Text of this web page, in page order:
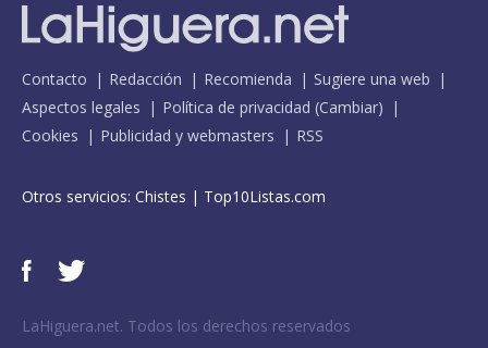
Contacto Redacción Recomienda
Sugiere una web
Aspectos legales
Política de privacidad (Cambiar)
Cookies
Publicidad y webmasters RSS
Otros servicios: Chistes | Top10Listas.com
LaHiguera.net. Todos los derechos reservados